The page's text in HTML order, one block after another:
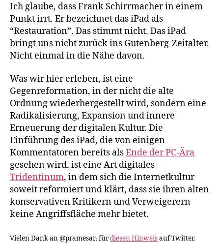
Ich glaube, dass Frank Schirrmacher in einem
Punkt irrt. Er bezeichnet das iPad als
“Restauration”. Das stimmt nicht. Das iPad
bringt uns nicht zurück ins Gutenberg-Zeitalter.
Nicht einmal in die Nähe davon.
Was wir hier erleben, ist eine
Gegenreformation, in der nicht die alte
Ordnung wiederhergestellt wird, sondern eine
Radikalisierung, Expansion und innere
Erneuerung der digitalen Kultur. Die
Einführung des iPad, die von einigen
Kommentatoren bereits alsEnde der PC-Ära
gesehen wird, ist eine Art digitales
Tridentinum, in dem sich die Internetkultur
soweit reformiert und klärt, dass sie ihren alten
konservativen Kritikern und Verweigerern
keine Angriffsfläche mehr bietet.
Vielen Dank an @pramesan fürdiesen Hinweisauf Twitter.